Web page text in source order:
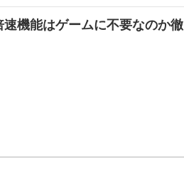
速機能はゲームに不要なのか徹